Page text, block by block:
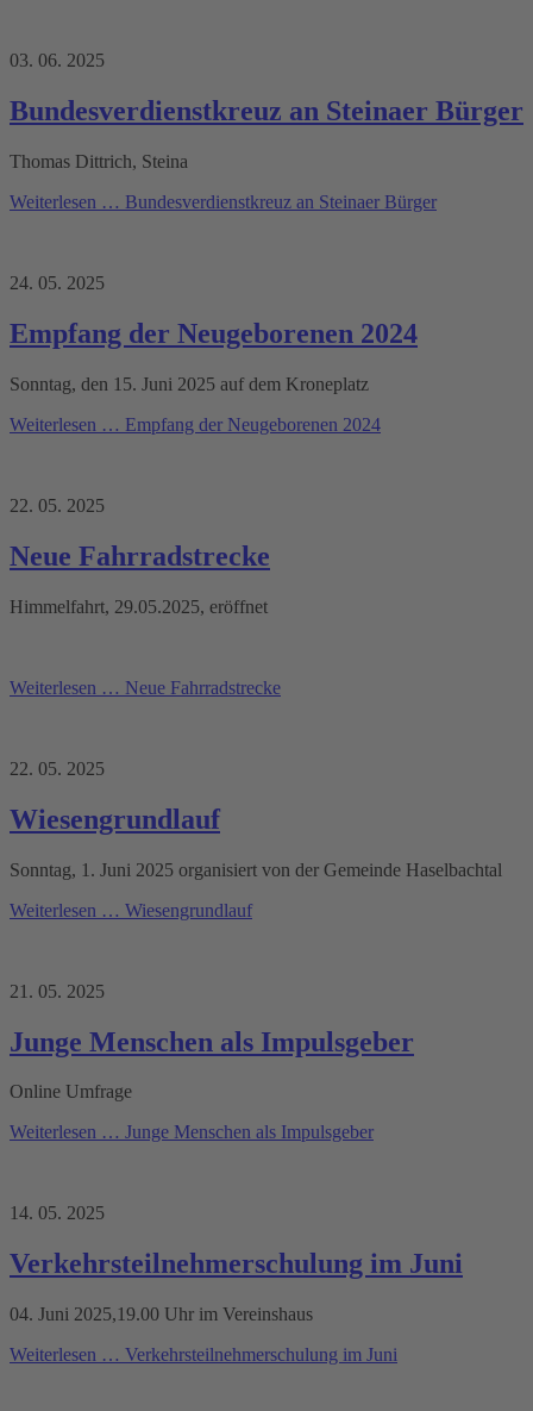
03. 06. 2025
Bundesverdienstkreuz an Steinaer Bürger
Thomas Dittrich, Steina
Weiterlesen … Bundesverdienstkreuz an Steinaer Bürger
24. 05. 2025
Empfang der Neugeborenen 2024
Sonntag, den 15. Juni 2025 auf dem Kroneplatz
Weiterlesen … Empfang der Neugeborenen 2024
22. 05. 2025
Neue Fahrradstrecke
Himmelfahrt, 29.05.2025, eröffnet
Weiterlesen … Neue Fahrradstrecke
22. 05. 2025
Wiesengrundlauf
Sonntag, 1. Juni 2025 organisiert von der Gemeinde Haselbachtal
Weiterlesen … Wiesengrundlauf
21. 05. 2025
Junge Menschen als Impulsgeber
Online Umfrage
Weiterlesen … Junge Menschen als Impulsgeber
14. 05. 2025
Verkehrsteilnehmerschulung im Juni
04. Juni 2025,19.00 Uhr im Vereinshaus
Weiterlesen … Verkehrsteilnehmerschulung im Juni